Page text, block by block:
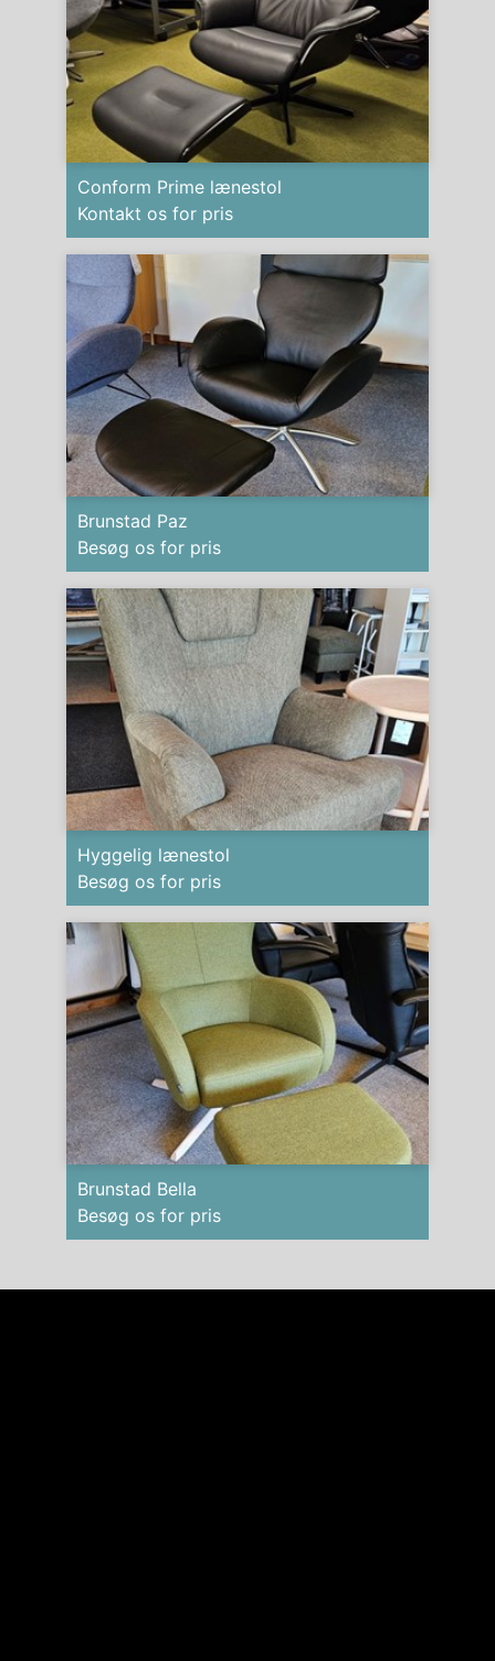
Conform Prime lænestol
Kontakt os for pris
Brunstad Paz
Besøg os for pris
Hyggelig lænestol
Besøg os for pris
Brunstad Bella
Besøg os for pris